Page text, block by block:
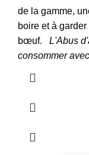
de la gamme,
boire et à
bœuf.
L'Abus
consommer